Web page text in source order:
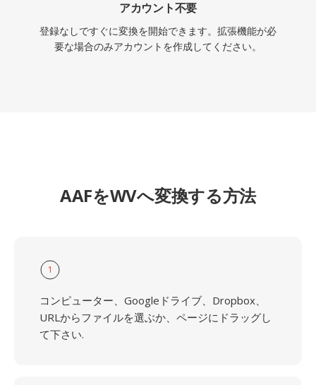
アカウント不要
登録なしですぐに変換を開始できます。拡張機能が必
要な場合のみアカウントを作成してください。
AAFをWVへ変換する方法
1
コンピューター、Googleドライブ、Dropbox、
URLからファイルを選ぶか、ページにドラッグし
て下さい.